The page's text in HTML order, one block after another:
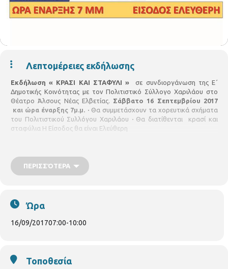
Λεπτομέρειες εκδήλωσης
Εκδήλωση « ΚΡΑΣΙ ΚΑΙ ΣΤΑΦΥΛΙ » σε συνδιοργάνωση της Ε΄
Δημοτικής Κοινότητας ​με τον Πολιτιστικό Σύλλογο Χαριλάου στο
Θέατρο Άλσους Νέας Ελβετίας. Σάββατο 16 Σεπτεμβρίου 2017
και ώρα έναρξης 7μ.μ. ·Θα συμμετάσχουν τα χορευτικά σχήματα
του Πολιτιστικού Συλλόγου Χαριλάου ·Θα διατίθενται κρασί και
σταφύλια Η Είσοδος θα είναι Ελεύθερη
ΠΕΡΙΣΣΌΤΕΡΑ
Ώρα
16/09/201707:00-10:00
Τοποθεσία